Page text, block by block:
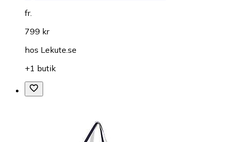
fr.
799 kr
hos Lekute.se
+1 butik